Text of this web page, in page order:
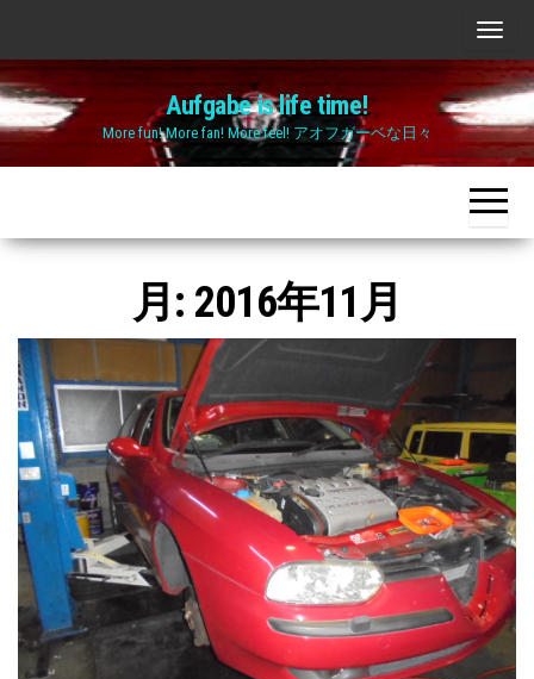
the
content
ナ
ビ
ゲ
ー
シ
ョ
ン
替
Aufgabe is life time!
More fun! More fan! More feel! アオフガーベな日々
月: 2016年11月